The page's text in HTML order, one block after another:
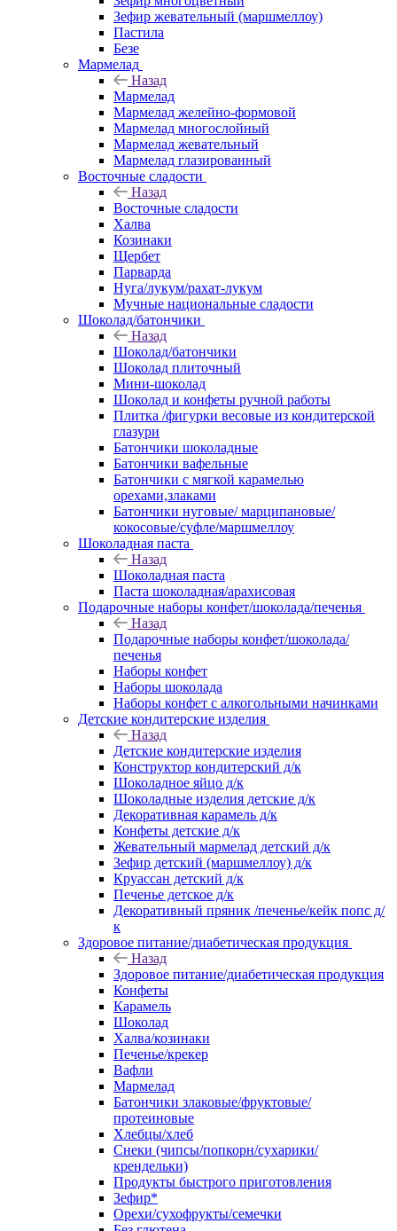
Зефир жевательный (маршмеллоу)
Пастила
Безе
Мармелад
Назад
Мармелад
Мармелад желейно-формовой
Мармелад многослойный
Мармелад жевательный
Мармелад глазированный
Восточные сладости
Назад
Восточные сладости
Халва
Козинаки
Щербет
Парварда
Нуга/лукум/рахат-лукум
Мучные национальные сладости
Шоколад/батончики
Назад
Шоколад/батончики
Шоколад плиточный
Мини-шоколад
Шоколад и конфеты ручной работы
Плитка /фигурки весовые из кондитерской
глазури
Батончики шоколадные
Батончики вафельные
Батончики с мягкой карамелью
орехами,злаками
Батончики нуговые/ марципановые/
кокосовые/суфле/маршмеллоу
Шоколадная паста
Назад
Шоколадная паста
Паста шоколадная/арахисовая
Подарочные наборы конфет/шоколада/печенья
Назад
Подарочные наборы конфет/шоколада/
печенья
Наборы конфет
Наборы шоколада
Наборы конфет с алкогольными начинками
Детские кондитерские изделия
Назад
Детские кондитерские изделия
Конструктор кондитерский д/к
Шоколадное яйцо д/к
Шоколадные изделия детские д/к
Декоративная карамель д/к
Конфеты детские д/к
Жевательный мармелад детский д/к
Зефир детский (маршмеллоу) д/к
Круассан детский д/к
Печенье детское д/к
Декоративный пряник /печенье/кейк попс д/
к
Здоровое питание/диабетическая продукция
Назад
Здоровое питание/диабетическая продукция
Конфеты
Карамель
Шоколад
Халва/козинаки
Печенье/крекер
Вафли
Мармелад
Батончики злаковые/фруктовые/
протеиновые
Хлебцы/хлеб
Снеки (чипсы/попкорн/сухарики/
крендельки)
Продукты быстрого приготовления
Зефир*
Орехи/сухофрукты/семечки